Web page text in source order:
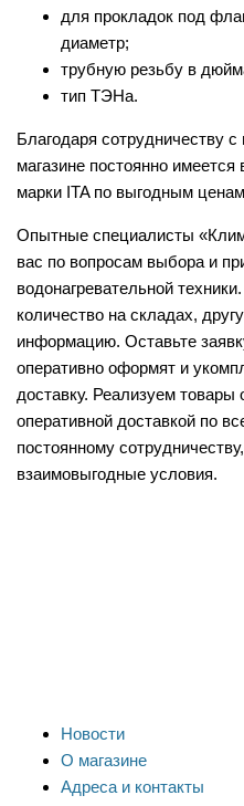
для прокладок под
диаметр;
трубную резьбу в
тип ТЭНа.
Благодаря сотрудничеству
магазине постоянно имеется
марки ITA по выгодным
Опытные специалисты
вас по вопросам выбора и
водонагревательной
количество на складах,
информацию. Оставьте
оперативно оформят и
доставку. Реализуем товары
оперативной доставкой по
постоянному
взаимовыгодные условия.
Новости
О магазине
Адреса и контакты